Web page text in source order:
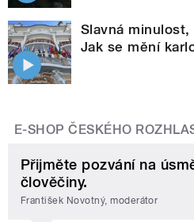
Slavná
Jak se mění
E-SHOP ČESKÉHO
Přijměte pozvání na
člověčiny.
František Novotný, moderátor